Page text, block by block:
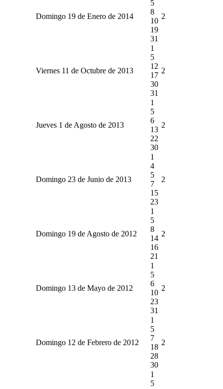
Domingo 19 de Enero de 2014
5
8
10
19
31
2
Viernes 11 de Octubre de 2013
1
5
12
17
30
31
2
Jueves 1 de Agosto de 2013
1
5
6
13
22
30
2
Domingo 23 de Junio de 2013
1
4
5
7
15
23
2
Domingo 19 de Agosto de 2012
1
5
8
14
16
21
2
Domingo 13 de Mayo de 2012
1
5
6
10
23
31
2
Domingo 12 de Febrero de 2012
1
5
7
18
28
30
2
1
5